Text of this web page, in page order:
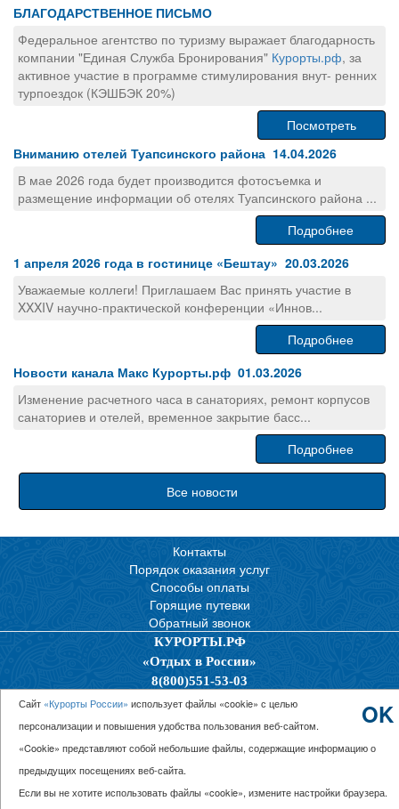
БЛАГОДАРСТВЕННОЕ ПИСЬМО
Федеральное агентство по туризму выражает благодарность
компании "Единая Служба Бронирования" Курорты.рф, за
активное участие в программе стимулирования внут- ренних
турпоездок (КЭШБЭК 20%)
Посмотреть
Вниманию отелей Туапсинского района 14.04.2026
В мае 2026 года будет производится фотосъемка и
размещение информации об отелях Туапсинского района ...
Подробнее
1 апреля 2026 года в гостинице «Бештау» 20.03.2026
Уважаемые коллеги! Приглашаем Вас принять участие в
XXXIV научно-практической конференции «Иннов...
Подробнее
Новости канала Макс Курорты.рф 01.03.2026
Изменение расчетного часа в санаториях, ремонт корпусов
санаториев и отелей, временное закрытие басс...
Подробнее
Все новости
Контакты
Порядок оказания услуг
Способы оплаты
Горящие путевки
Обратный звонок
КУРОРТЫ.РФ
«Отдых в России»
8(800)551-53-03
Политика конфиденциальности
© 2026 ООО “Единая Служба Бронирования”
OK
Сайт «Курорты России» использует файлы «cookie» с целью
персонализации и повышения удобства пользования веб-сайтом.
«Cookie» представляют собой небольшие файлы, содержащие информацию о
предыдущих посещениях веб-сайта.
Если вы не хотите использовать файлы «cookie», измените настройки браузера.